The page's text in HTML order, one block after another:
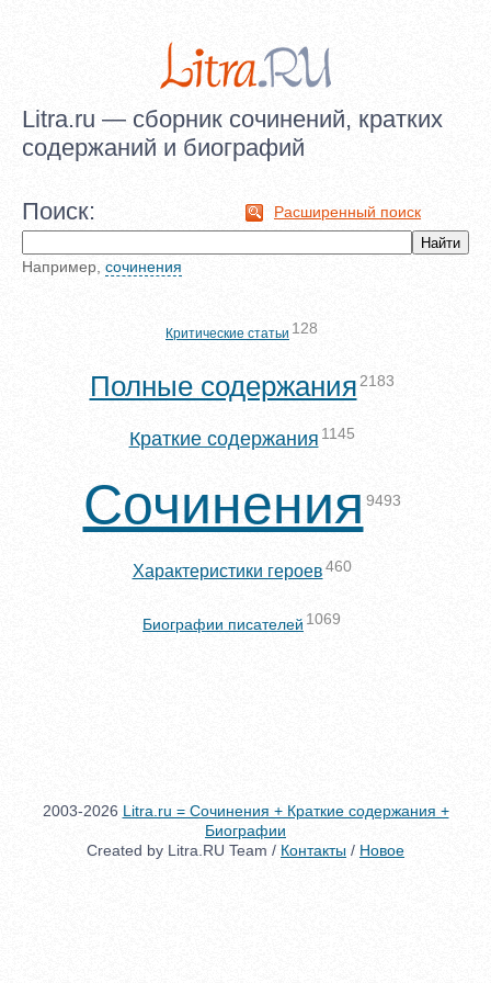
Litra.ru — сборник сочинений, кратких
содержаний и биографий
Поиск: Расширенный поиск
Например, сочинения
Критические статьи 128
Полные содержания2183
Краткие содержания 1145
Сочинения 9493
Характеристики героев460
Биографии писателей 1069
2003-2026 Litra.ru = Сочинения + Краткие содержания +
Биографии
Created by Litra.RU Team / Контакты / Новое